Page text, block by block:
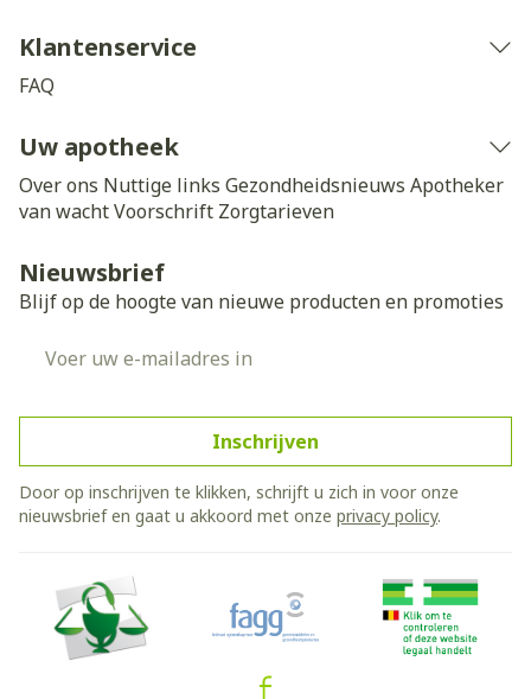
Klantenservice
FAQ
Uw apotheek
Over ons Nuttige links Gezondheidsnieuws Apotheker
van wachtVoorschrift Zorgtarieven
Nieuwsbrief
Blijf op de hoogte van nieuwe producten en promoties
Inschrijven
Door op inschrijven te klikken, schrijft u zich in voor onze
nieuwsbrief en gaat u akkoord met onze privacy policy.